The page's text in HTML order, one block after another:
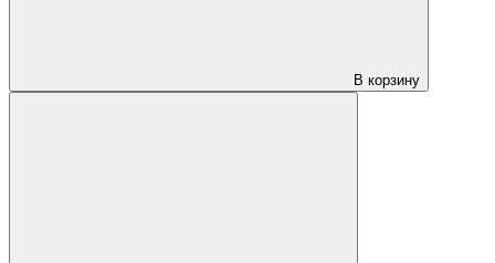
В корзину